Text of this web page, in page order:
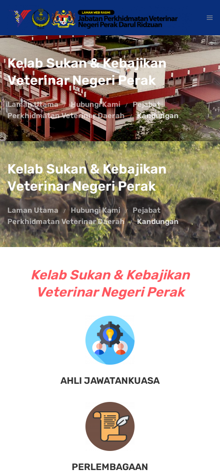
Kelab Sukan & Kebajikan
Veterinar Negeri Perak
Laman Utama Hubungi Kami
Pejabat
Perkhidmatan Veterinar Daerah
Kandungan
Kelab Sukan & Kebajikan
Veterinar Negeri Perak
Laman Utama Hubungi Kami
Pejabat
Perkhidmatan Veterinar Daerah
Kandungan
Kelab Sukan & Kebajikan
Veterinar Negeri Perak
AHLI JAWATANKUASA
PERLEMBAGAAN